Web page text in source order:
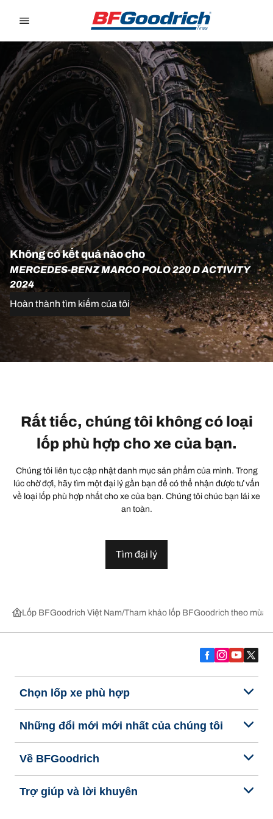
Không có kết quả nào cho
MERCEDES-BENZ MARCO POLO 220 D ACTIVITY
2024
Hoàn thành tìm kiếm của tôi
Rất tiếc, chúng tôi không có loại
lốp phù hợp cho xe của bạn.
Chúng tôi liên tục cập nhật danh mục sản phẩm của mình. Trong
lúc chờ đợi, hãy tìm một đại lý gần bạn để có thể nhận được tư vấn
về loại lốp phù hợp nhất cho xe của bạn. Chúng tôi chúc bạn lái xe
an toàn.
Tìm đại lý
Lốp BFGoodrich Việt Nam Tham khảo lốp BFGoodrich theo
Chọn lốp xe phù hợp
Những đổi mới mới nhất của chúng tôi
Về BFGoodrich
Trợ giúp và lời khuyên